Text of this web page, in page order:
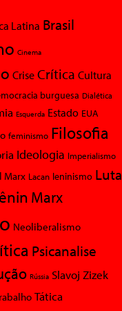
Latina Brasil
Cinema
Crise Crítica Cultura
burguesa Dialética
Esquerda Estado EUA
feminismo Filosofia
Ideologia Imperialismo
Marx Lacan leninismo Luta
Marx
Neoliberalismo
Psicanalise
Rússia Slavoj Zizek
Tática